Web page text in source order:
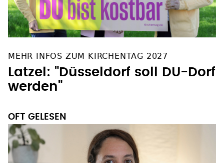
MEHR INFOS ZUM KIRCHENTAG 2027
Latzel: "Düsseldorf soll DU-Dorf
werden"
OFT GELESEN